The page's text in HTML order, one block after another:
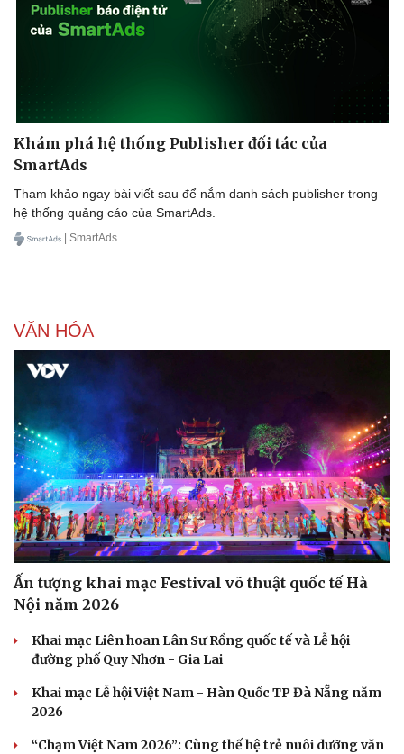
Doanh nghiệp
Thông tin doanh nghiệp
Công nghệ
Sành điệu
Tin Công nghệ
Trải nghiệm
Khám phá hệ thống Publisher đối tác của
SmartAds
Tham khảo ngay bài viết sau để nắm danh sách publisher trong
hệ thống quảng cáo của SmartAds.
| SmartAds
VĂN HÓA
Ấn tượng khai mạc Festival võ thuật quốc tế Hà
Nội năm 2026
Khai mạc Liên hoan Lân Sư Rồng quốc tế và Lễ hội
đường phố Quy Nhơn - Gia Lai
Khai mạc Lễ hội Việt Nam - Hàn Quốc TP Đà Nẵng năm
2026
“Chạm Việt Nam 2026”: Cùng thế hệ trẻ nuôi dưỡng văn